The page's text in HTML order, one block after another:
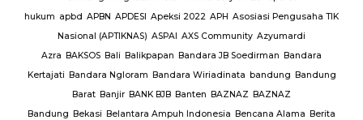
hukum apbd APBN APDESI Apeksi 2022 APH Asosiasi Pengusaha TIK
Nasional (APTIKNAS) ASPAI AXS Community Azyumardi
Azra BAKSOS Bali Balikpapan Bandara JB Soedirman Bandara
Kertajati Bandara Ngloram Bandara Wiriadinata bandung Bandung
Barat Banjir BANK BJB Banten BAZNAZ BAZNAZ
Bandung Bekasi Belantara Ampuh Indonesia Bencana Alama Berita